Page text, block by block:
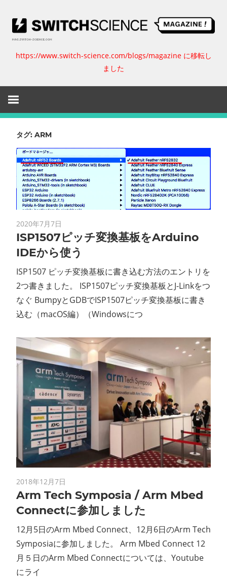
ッ
ス
イ
ッ
サ
イ
エ
ン
ス
マ
ガ
ジ
ン
https://www.switch-science.com/blogs/magazine に移転し
ました
タグ: ARM
2020年7月7日
ISP1507ピッチ変換基板をArduino
IDEから使う
ISP1507 ピッチ変換基板に書き込む方法のエントリを
2つ書きました。 ISP1507ピッチ変換基板とJ-Linkをつ
なぐ BumpyとGDBでISP1507ピッチ変換基板に書き
込む（macOS編）（Windowsにつ
2018年12月7日
Arm Tech Symposia / Arm Mbed
Connectに参加しました
12月5日のArm Mbed Connect、12月6日のArm Tech
Symposiaに参加しました。 Arm Mbed Connect 12
月５日のArm Mbed Connectについては、Youtube
にライ